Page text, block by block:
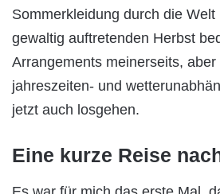
Sommerkleidung durch die Welt
gewaltig auftretenden Herbst
Arrangements meinerseits,
jahreszeiten- und
jetzt auch losgehen.
Eine kurze Reise